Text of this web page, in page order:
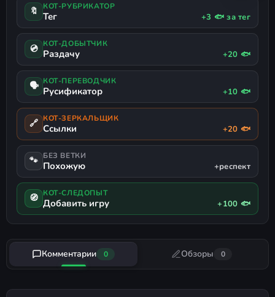
🔖 КОТ-РУБРИКАТОР
Тег +3 🐟 за тег
💿 КОТ-ДОБЫТЧИК
Раздачу +20 🐟
🗣 КОТ-ПЕРЕВОДЧИК
Русификатор +10 🐟
🔗 КОТ-ЗЕРКАЛЬЩИК
Ссылки +20 🐟
🐾 БЕЗ ВЕТКИ
Похожую +респект
🧭 КОТ-СЛЕДОПЫТ
Добавить игру +100 🐟
Комментарии 0 Обзоры 0